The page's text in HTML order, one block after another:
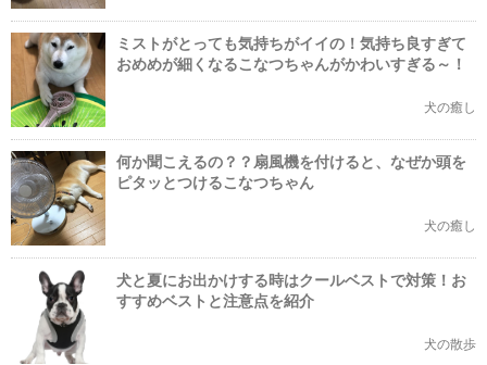
ミストがとっても気持ちがイイの！気持ち良すぎて
おめめが細くなるこなつちゃんがかわいすぎる～！
犬の癒し
何か聞こえるの？？扇風機を付けると、なぜか頭を
ピタッとつけるこなつちゃん
犬の癒し
犬と夏にお出かけする時はクールベストで対策！お
すすめベストと注意点を紹介
犬の散歩